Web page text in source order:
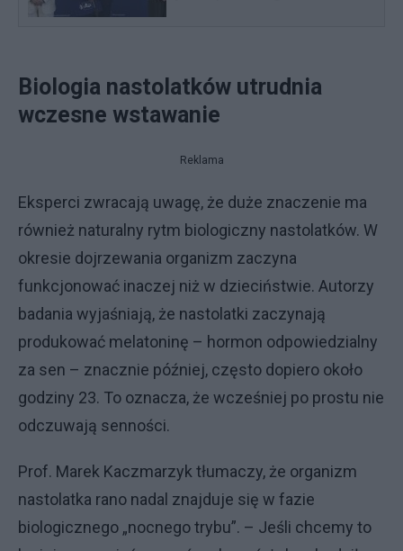
Biologia nastolatków utrudnia
wczesne wstawanie
Reklama
Eksperci zwracają uwagę, że duże znaczenie ma
również naturalny rytm biologiczny nastolatków. W
okresie dojrzewania organizm zaczyna
funkcjonować inaczej niż w dzieciństwie. Autorzy
badania wyjaśniają, że nastolatki zaczynają
produkować melatoninę – hormon odpowiedzialny
za sen – znacznie później, często dopiero około
godziny 23. To oznacza, że wcześniej po prostu nie
odczuwają senności.
Prof. Marek Kaczmarzyk tłumaczy, że organizm
nastolatka rano nadal znajduje się w fazie
biologicznego „nocnego trybu”. – Jeśli chcemy to